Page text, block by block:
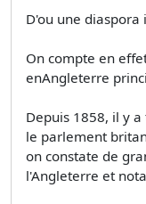
D'ou une
On compte en
enAngleterre
Depuis 1858, il y
le parlement
on constate de
l'Angleterre et